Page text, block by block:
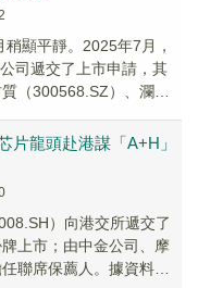
顯平靜。2025年7月，
司遞交了上市申請，其
（300568.SZ）、瀾起
片龍頭赴港謀「A+H」
）向港交所遞交了
上市；由中金公司、摩
聯席保薦人。據資料顯